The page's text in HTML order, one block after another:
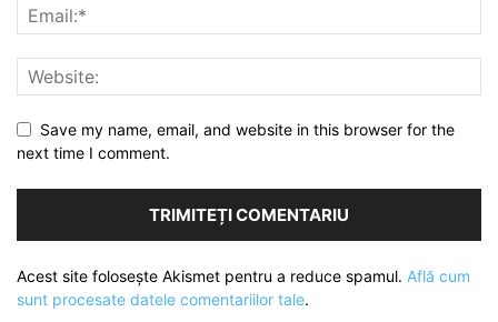
Save my name, email, and website in this browser for the
next time I comment.
Acest site folosește Akismet pentru a reduce spamul. Află cum
sunt procesate datele comentariilor tale.